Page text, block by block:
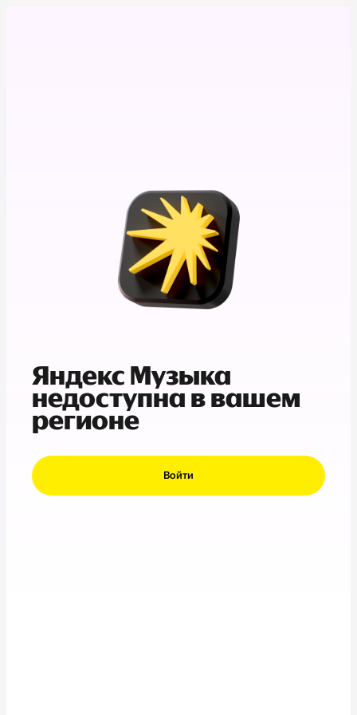
Яндекс Музыка
недоступна в вашем
регионе
Войти